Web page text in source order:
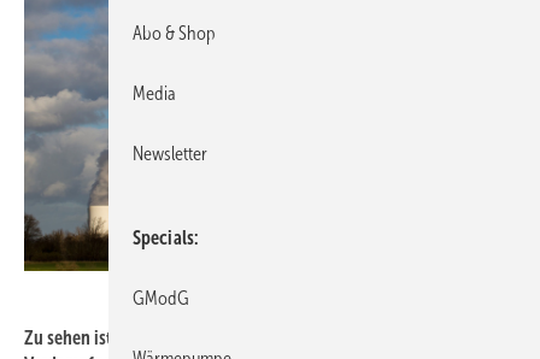
Zu sehen ist zwar insbesondere kondensierender Wasserdampf, die
Abo & Shop
Media
Newsletter
Specials
GModG